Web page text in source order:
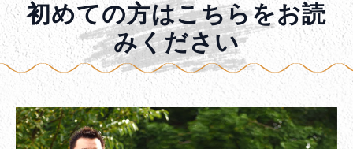
ご相談と流れ よくあるご質問
PODについて
初めての方はこちらをお読
みください